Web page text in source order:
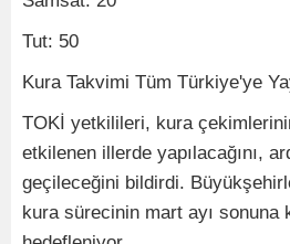
Tut: 50
Kura Takvimi Tüm Türkiye'ye
TOKİ yetkilileri, kura
etkilenen illerde yapılacağını,
geçileceğini bildirdi.
kura sürecinin mart ayı sonuna